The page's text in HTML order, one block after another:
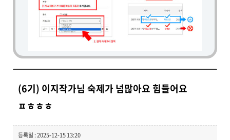
(6기) 이지작가님 숙제가 넘많아요 힘들어요
ㅍㅎㅎㅎ
등록일 : 2025-12-15 13:20